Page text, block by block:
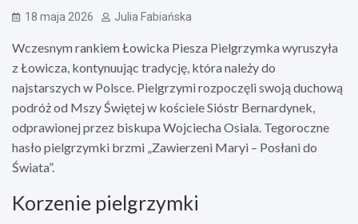
18 maja 2026 Julia Fabiańska
Wczesnym rankiem Łowicka Piesza Pielgrzymka wyruszyła
z Łowicza, kontynuując tradycję, która należy do
najstarszych w Polsce. Pielgrzymi rozpoczęli swoją duchową
podróż od Mszy Świętej w kościele Sióstr Bernardynek,
odprawionej przez biskupa Wojciecha Osiala. Tegoroczne
hasło pielgrzymki brzmi „Zawierzeni Maryi – Posłani do
Świata”.
Korzenie pielgrzymki